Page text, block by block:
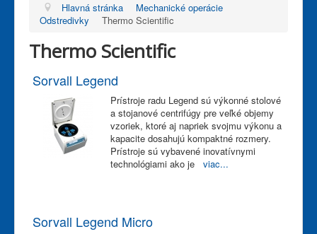
Hlavná stránka
Mechanické operácie
Odstredivky
Thermo Scientific
Thermo Scientific
Sorvall Legend
Prístroje radu Legend sú výkonné stolové
a stojanové centrifúgy pre veľké objemy
vzoriek, ktoré aj napriek svojmu výkonu a
kapacite dosahujú kompaktné rozmery.
Prístroje sú vybavené inovatívnymi
technológiami ako je viac...
Sorvall Legend Micro